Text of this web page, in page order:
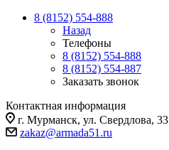
8 (8152) 554-888
Назад
Телефоны
8 (8152) 554-888
8 (8152) 554-887
Заказать звонок
Контактная информация
г. Мурманск, ул. Свердлова, 33
zakaz@armada51.ru